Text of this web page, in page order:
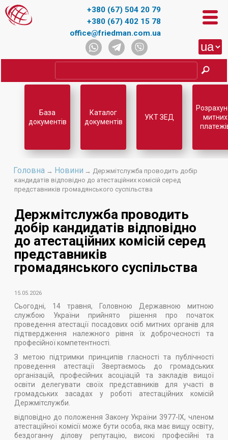
+380 (67) 504 20 79
+380 (67) 402 15 78
office@friedman.com.ua
Головна → Новини → Держмітслужба проводить добір
кандидатів відповідно до атестаційних комісій серед
представників громадянського суспільства
Держмітслужба проводить
добір кандидатів відповідно
до атестаційних комісій серед
представників
громадянського суспільства
15.05.2026
Сьогодні, 14 травня, Головною Державною митною
службою України прийнято рішення про початок
проведення атестації посадових осіб митних органів для
підтвердження належного рівня їх доброчесності та
професійної компетентності.
З метою підтримки принципів гласності та публічності
проведення атестації Звертаємось до громадських
організацій, професійних асоціацій та закладів вищої
освіти делегувати своїх представників для участі в
громадських засадах у роботі атестаційних комісій
Держмітслужби.
відповідно до положення Закону України 3977-IX, членом
атестаційної комісії може бути особа, яка має вищу освіту,
бездоганну ділову репутацію, високі професійні та
База
документів
Каталог
документів
УКТ ЗЕД
митних